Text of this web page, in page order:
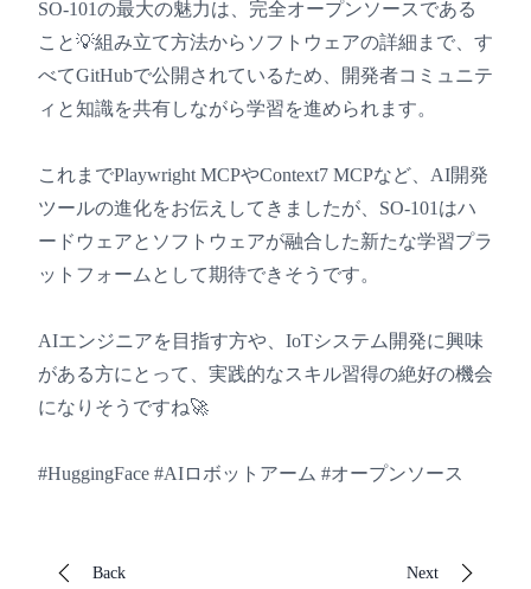
SO-101の最大の魅力は、完全オープンソースである
こと💡組み立て方法からソフトウェアの詳細まで、す
べてGitHubで公開されているため、開発者コミュニテ
ィと知識を共有しながら学習を進められます。
これまでPlaywright MCPやContext7 MCPなど、AI開発
ツールの進化をお伝えしてきましたが、SO-101はハ
ードウェアとソフトウェアが融合した新たな学習プラ
ットフォームとして期待できそうです。
AIエンジニアを目指す方や、IoTシステム開発に興味
がある方にとって、実践的なスキル習得の絶好の機会
になりそうですね🚀
#HuggingFace #AIロボットアーム #オープンソース
Back Next